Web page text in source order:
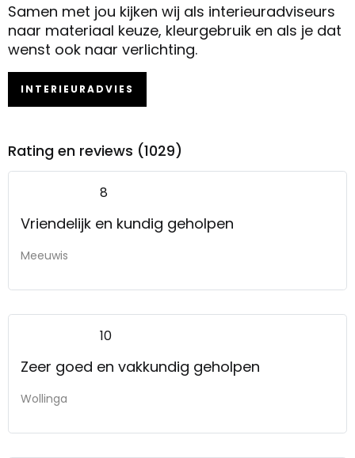
Samen met jou kijken wij als interieuradviseurs
naar materiaal keuze, kleurgebruik en als je dat
wenst ook naar verlichting.
INTERIEURADVIES
Rating en reviews (1029)
8
Vriendelijk en kundig geholpen
Meeuwis
10
Zeer goed en vakkundig geholpen
Wollinga